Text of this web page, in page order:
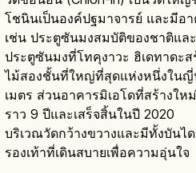
โชนินเป็นองค์ปฐมาจารย์ และมีอ
เช่น ประตูซันมงสมบัติของชาติแล
ประตูซันมงที่โทคุงาวะ ฮิเดทาดะส
ไม้สองชั้นที่ใหญ่ที่สุดแห่งหนึ่งใน
เมตร ส่วนอาคารมิเอโดที่สร้างใ
ราว 9 ปีและเสร็จสิ้นในปี 2020
บริเวณวัดกว้างขวางและมีทั้งบันไ
รองเท้าที่เดินสบายเพื่อความอุ่นใจ
วัดชิออนอิน เกียวโต: นิกายโจโด